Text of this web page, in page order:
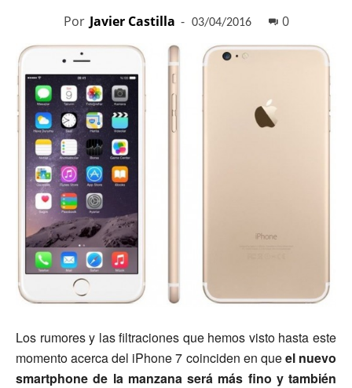
Por Javier Castilla - 03/04/2016 0
Los rumores y las filtraciones que hemos visto hasta este
momento acerca del iPhone 7 coinciden en queel nuevo
smartphone de la manzana será más fino y también